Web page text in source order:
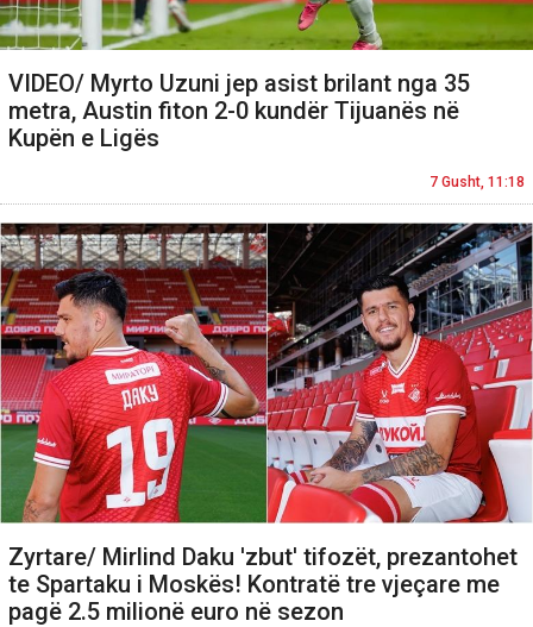
VIDEO/ Myrto Uzuni jep asist brilant nga 35
metra, Austin fiton 2-0 kundër Tijuanës në
Kupën e Ligës
7 Gusht, 11:18
Zyrtare/ Mirlind Daku 'zbut' tifozët, prezantohet
te Spartaku i Moskës! Kontratë tre vjeçare me
pagë 2.5 milionë euro në sezon